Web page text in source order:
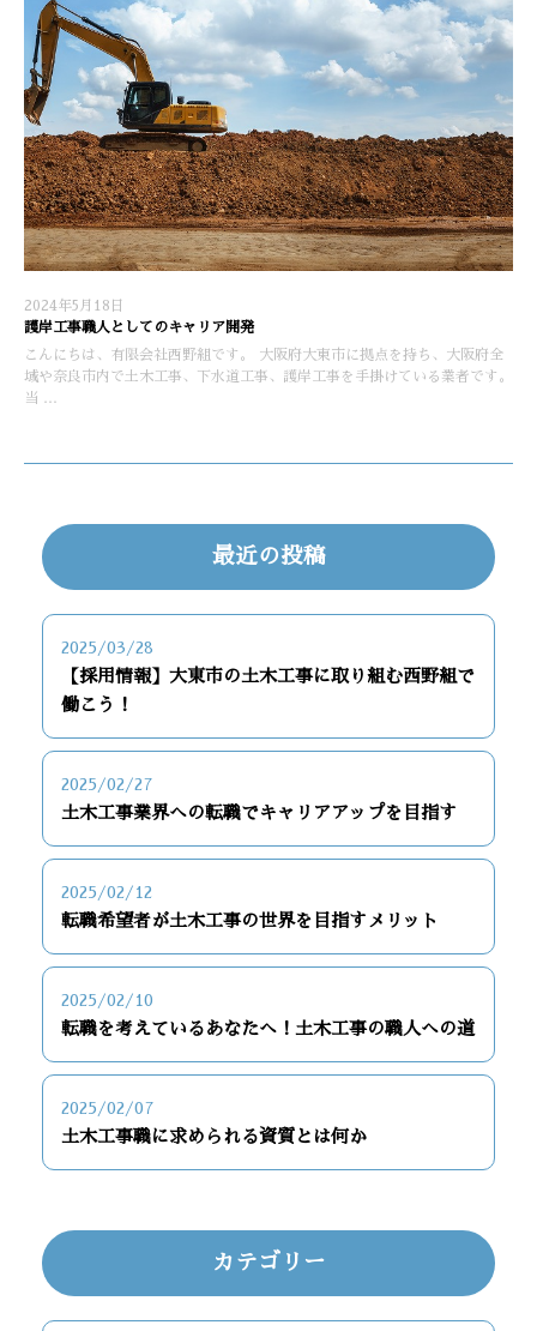
2024年5月18日
護岸工事職人としてのキャリア開発
こんにちは、有限会社西野組です。 大阪府大東市に拠点を持ち、大阪府全
域や奈良市内で土木工事、下水道工事、護岸工事を手掛けている業者です。
当 …
最近の投稿
2025/03/28
【採用情報】大東市の土木工事に取り組む西野組で
働こう！
2025/02/27
土木工事業界への転職でキャリアアップを目指す
2025/02/12
転職希望者が土木工事の世界を目指すメリット
2025/02/10
転職を考えているあなたへ！土木工事の職人への道
2025/02/07
土木工事職に求められる資質とは何か
カテゴリー